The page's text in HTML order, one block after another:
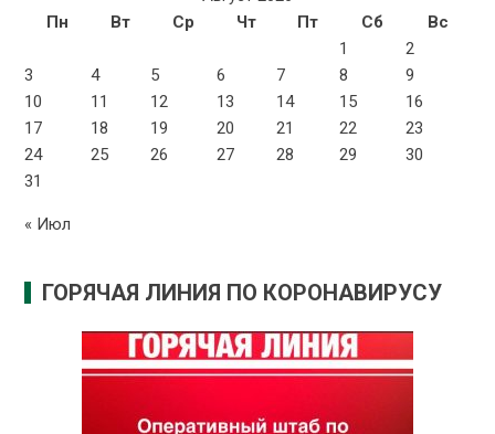
Пн
Вт Ср Чт Пт Сб
Вс
1
2
3
4 5 6 7 8
9
10
11 12 13 14 15
16
17
18 19 20 21 22
23
24
25 26 27 28 29
30
31
« Июл
ГОРЯЧАЯ ЛИНИЯ ПО КОРОНАВИРУСУ